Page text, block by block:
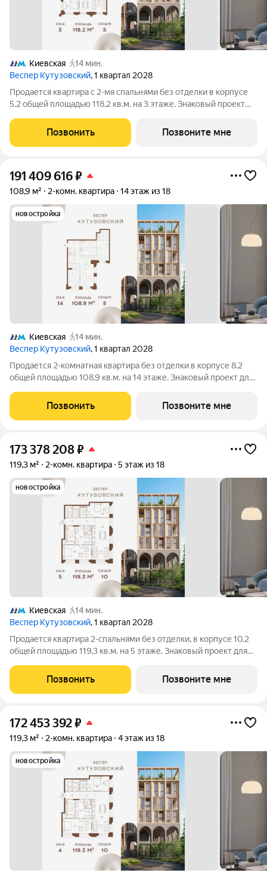
Киевская
14 мин.
Веспер Кутузовский, 1 квартал 2028
Продается квартира с 2-мя спальнями без отделки в корпусе
5.2 общей площадью 118,2 кв.м. на 3 этаже. Знаковый проект
Квартал площадью 3,7 га расположен на Кутузовском
проспекте и воплощает новую
Позвонить Позвоните мне
191 409 616₽
108,9 м² 2-комн. квартира 14 этаж из 18
новостройка
Киевская
14 мин.
Веспер Кутузовский, 1 квартал 2028
Продается 2-комнатная квартира без отделки в корпусе 8.2
общей площадью 108,9 кв.м. на 14 этаже. Знаковый проект для
площадью 3,7 га расположен на Кутузовском проспекте и
воплощает новую
Позвонить Позвоните мне
173 378 208₽
119,3 м² 2-комн. квартира 5 этаж из 18
новостройка
Киевская
14 мин.
Веспер Кутузовский, 1 квартал 2028
Продается квартира 2-спальнями без отделки, в корпусе 10.2
общей площадью 119,3 кв.м. на 5 этаже. Знаковый проект для
площадью 3,7 га расположен на Кутузовском проспекте и
воплощает новую
Позвонить Позвоните мне
172 453 392₽
119,3 м² 2-комн. квартира 4 этаж из 18
новостройка